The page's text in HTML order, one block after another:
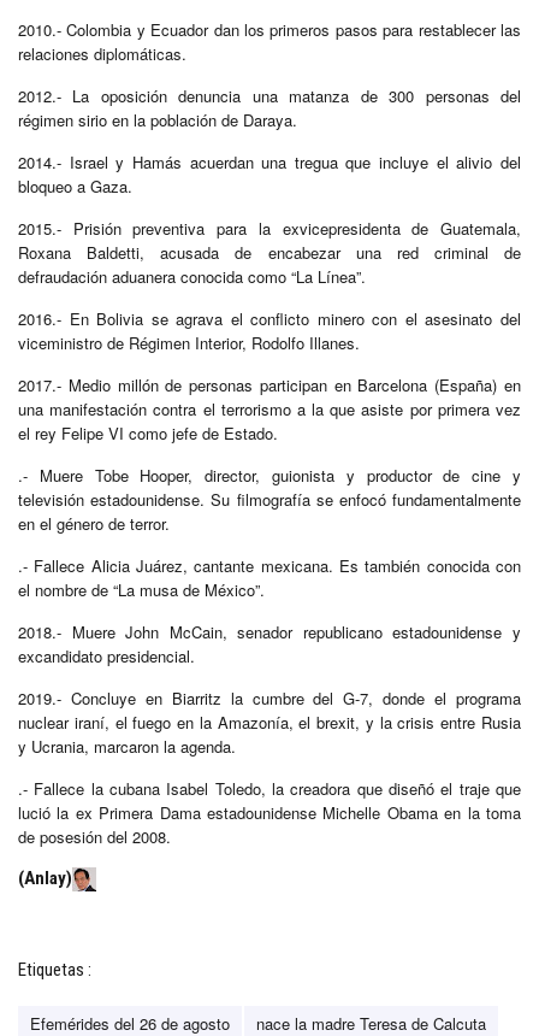
2010.- Colombia y Ecuador dan los primeros pasos para restablecer las
relaciones diplomáticas.
2012.- La oposición denuncia una matanza de 300 personas del
régimen sirio en la población de Daraya.
2014.- Israel y Hamás acuerdan una tregua que incluye el alivio del
bloqueo a Gaza.
2015.- Prisión preventiva para la exvicepresidenta de Guatemala,
Roxana Baldetti, acusada de encabezar una red criminal de
defraudación aduanera conocida como “La Línea”.
2016.- En Bolivia se agrava el conflicto minero con el asesinato del
viceministro de Régimen Interior, Rodolfo Illanes.
2017.- Medio millón de personas participan en Barcelona (España) en
una manifestación contra el terrorismo a la que asiste por primera vez
el rey Felipe VI como jefe de Estado.
.- Muere Tobe Hooper, director, guionista y productor de cine y
televisión estadounidense. Su filmografía se enfocó fundamentalmente
en el género de terror.
.- Fallece Alicia Juárez, cantante mexicana. Es también conocida con
el nombre de “La musa de México”.
2018.- Muere John McCain, senador republicano estadounidense y
excandidato presidencial.
2019.- Concluye en Biarritz la cumbre del G-7, donde el programa
nuclear iraní, el fuego en la Amazonía, el brexit, y la crisis entre Rusia
y Ucrania, marcaron la agenda.
.- Fallece la cubana Isabel Toledo, la creadora que diseñó el traje que
lució la ex Primera Dama estadounidense Michelle Obama en la toma
de posesión del 2008.
(Anlay)
Etiquetas :
Efemérides del 26 de agosto nace la madre Teresa de Calcuta